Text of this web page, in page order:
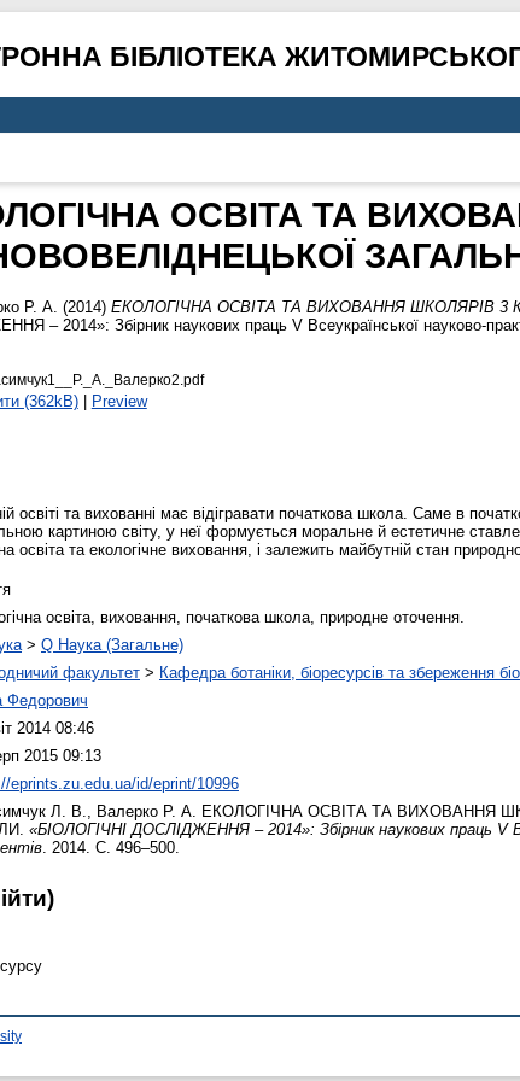
БІБЛІОТЕКА
ОСВІТА ТА
Р. А. (2014) ЕКОЛОГІЧНА ОСВІТА ТА ВИХОВАННЯ ШКОЛЯРІВ 3
– 2014»: Збірник наукових праць V Всеукраїнської науково-
(362kB)| Preview
освіті та вихованні має відігравати початкова школа. Саме в
картиною світу, у неї формується моральне й естетичне
освіта та екологічне виховання, і залежить майбутній стан
освіта, виховання, початкова школа, природне оточення.
> Q Наука (Загальне)
факультет > Кафедра ботаніки, біоресурсів та збереження
Федорович
2014 08:46
2015 09:13
eprints.zu.edu.ua/id/eprint/10996
Л. В. Валерко Р. А. ЕКОЛОГІЧНА ОСВІТА ТА ВИХОВАННЯ
«БІОЛОГІЧНІ ДОСЛІДЖЕННЯ – 2014»: Збірник наукових праць V
. 2014. С. 496–500.